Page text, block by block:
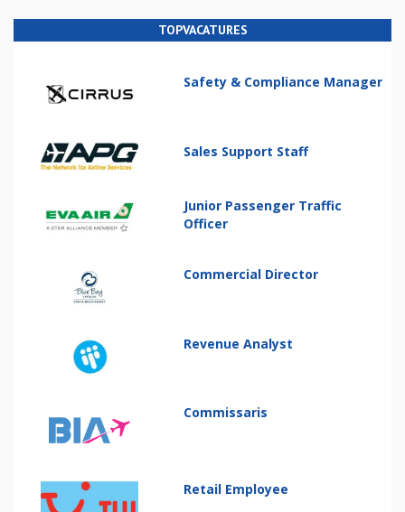
TOPVACATURES
Safety & Compliance Manager
Sales Support Staff
Junior Passenger Traffic
Officer
Commercial Director
Revenue Analyst
Commissaris
Retail Employee